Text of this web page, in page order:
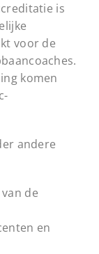
is
voor de
komen
andere
de
en